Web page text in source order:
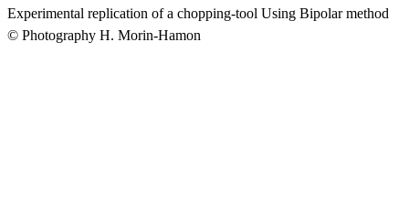
Experimental replication of a chopping-tool Using Bipolar method
© Photography H. Morin-Hamon